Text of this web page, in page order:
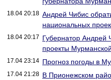
18.04 20:18 Андрей Чибис
национальных
18.04 20:17 Губернатор Андрей
проекты
17.04 23:14 Прогноз погоды в
17.04 21:28 В Прионежском